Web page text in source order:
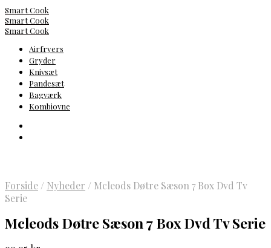
Smart Cook
Smart Cook
Smart Cook
Airfryers
Gryder
Knivsæt
Pandesæt
Bagværk
Kombiovne
Forside / Nyheder / Mcleods Døtre Sæson 7 Box Dvd Tv
Serie
Mcleods Døtre Sæson 7 Box Dvd Tv Serie